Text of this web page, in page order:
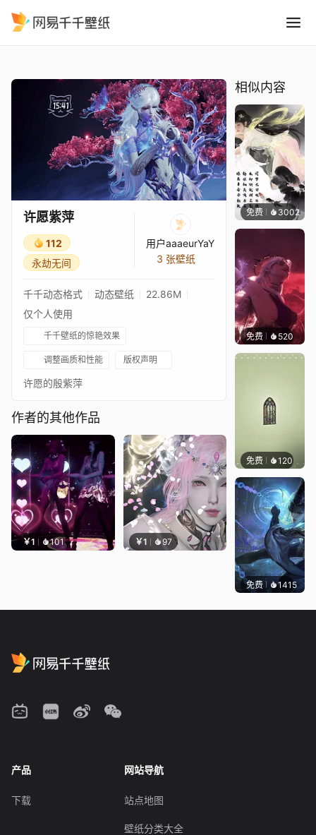
许愿紫萍
112
永劫无间
用户aaaeurYaY
3 张壁纸
千千动态格式 动态壁纸
22.86M
仅个人使用
千千壁纸的惊艳效果
调整画质和性能 版权声明
许愿的殷紫萍
作者的其他作品
￥1 101 ￥1 97
相似内容
免费 3002小佛
免费 520搬搬
免费 120木木
免费 1415小佛
产品
下载
网站导航
站点地图
壁纸分类大全